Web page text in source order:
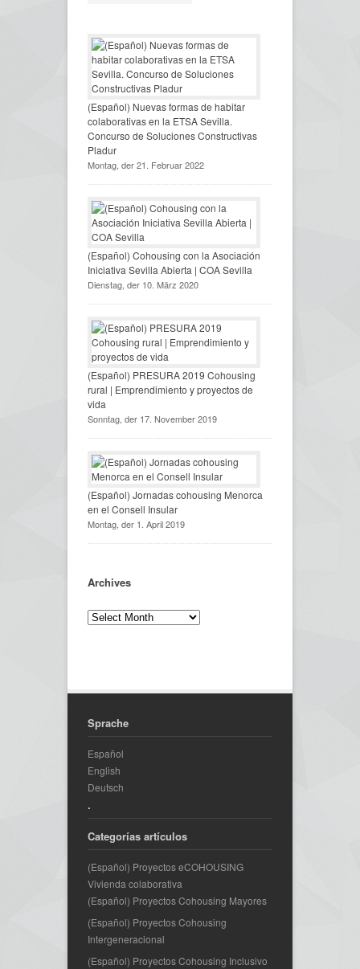
(Español) Nuevas formas de habitar
colaborativas en la ETSA Sevilla.
Concurso de Soluciones Constructivas
Pladur
Montag, der 21. Februar 2022
(Español) Cohousing con la Asociación
Iniciativa Sevilla Abierta | COA Sevilla
Dienstag, der 10. März 2020
(Español) PRESURA 2019 Cohousing
rural | Emprendimiento y proyectos de
vida
Sonntag, der 17. November 2019
(Español) Jornadas cohousing Menorca
en el Consell Insular
Montag, der 1. April 2019
Archives
Sprache
Español
English
Deutsch
.
Categorías artículos
(Español) Proyectos eCOHOUSING
Vivienda colaborativa
(Español) Proyectos Cohousing Mayores
(Español) Proyectos Cohousing
Intergeneracional
(Español) Proyectos Cohousing Inclusivo